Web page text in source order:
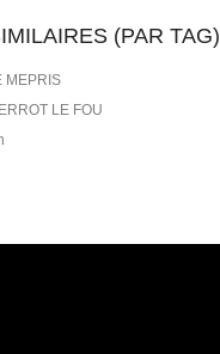
(PAR TAG)
MEPRIS
LE FOU